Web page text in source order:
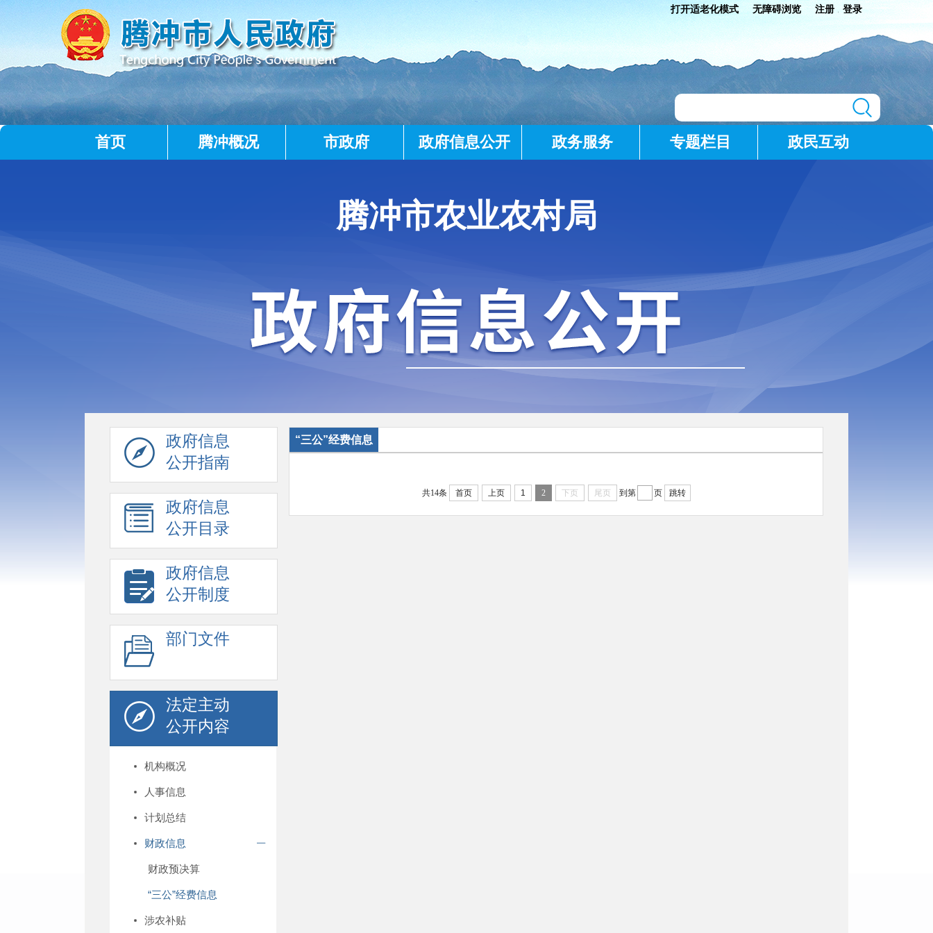
打开适老化模式 无障碍浏览 注册 登录
首页 腾冲概况 市政府 政府信息公开 政务服务 专题栏目 政民互动
腾冲市农业农村局
政府信息
公开指南
政府信息
公开目录
政府信息
公开制度
部门文件
法定主动
公开内容
机构概况
人事信息
计划总结
财政信息
财政预决算
“三公”经费信息
涉农补贴
“三公”经费信息
共14条 首页 上页 1 2 下页 尾页 到第 页 跳转